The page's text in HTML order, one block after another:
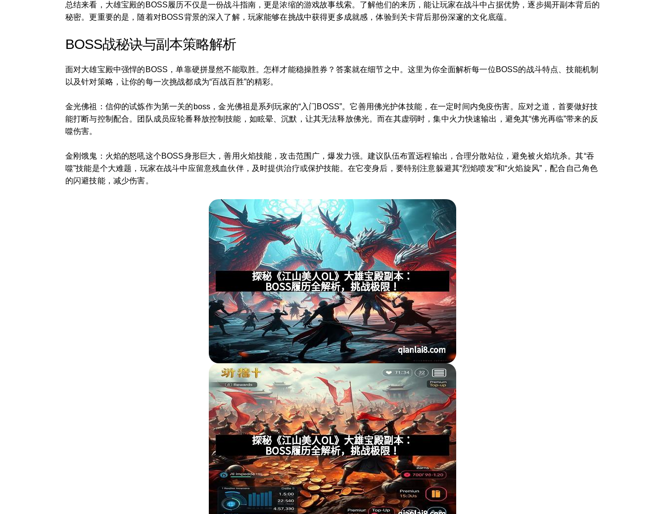
总结来看，大雄宝殿的BOSS履历不仅是一份战斗指南，更是浓缩的游戏故事线索。了解他们的来历，能让玩家在战斗中占据优势，逐步揭开副本背后的
秘密。更重要的是，随着对BOSS背景的深入了解，玩家能够在挑战中获得更多成就感，体验到关卡背后那份深邃的文化底蕴。
BOSS战秘诀与副本策略解析
面对大雄宝殿中强悍的BOSS，单靠硬拼显然不能取胜。怎样才能稳操胜券？答案就在细节之中。这里为你全面解析每一位BOSS的战斗特点、技能机制
以及针对策略，让你的每一次挑战都成为“百战百胜”的精彩。
金光佛祖：信仰的试炼作为第一关的boss，金光佛祖是系列玩家的“入门BOSS”。它善用佛光护体技能，在一定时间内免疫伤害。应对之道，首要做好技
能打断与控制配合。团队成员应轮番释放控制技能，如眩晕、沉默，让其无法释放佛光。而在其虚弱时，集中火力快速输出，避免其“佛光再临”带来的反
噬伤害。
金刚饿鬼：火焰的怒吼这个BOSS身形巨大，善用火焰技能，攻击范围广，爆发力强。建议队伍布置远程输出，合理分散站位，避免被火焰坑杀。其“吞
噬”技能是个大难题，玩家在战斗中应留意残血伙伴，及时提供治疗或保护技能。在它变身后，要特别注意躲避其“烈焰喷发”和“火焰旋风”，配合自己角色
的闪避技能，减少伤害。